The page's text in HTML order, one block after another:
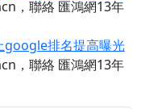
，聯絡 匯鴻網13年
google排名提高曝光
，聯絡 匯鴻網13年